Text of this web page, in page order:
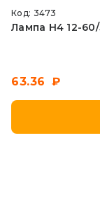
Код: 3473
Лампа Н4 12-60/
63.36